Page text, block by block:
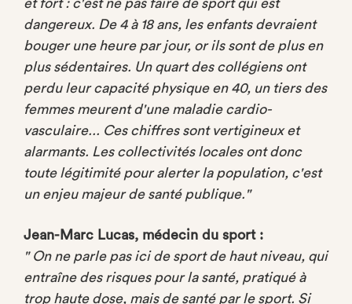
dangereux. De 4 à 18 ans, les enfants devraient
bouger une heure par jour, or ils sont de plus en
plus sédentaires. Un quart des collégiens ont
perdu leur capacité physique en 40, un tiers des
femmes meurent d'une maladie cardio-
vasculaire... Ces chiffres sont vertigineux et
alarmants. Les collectivités locales ont donc
toute légitimité pour alerter la population, c'est
un enjeu majeur de santé publique."
Jean-Marc Lucas, médecin du sport :
" On ne parle pas ici de sport de haut niveau, qui
entraîne des risques pour la santé, pratiqué à
trop haute dose, mais de santé par le sport. Si